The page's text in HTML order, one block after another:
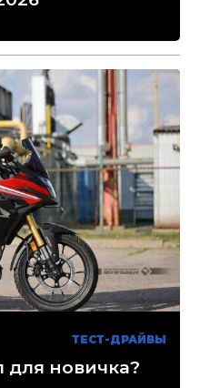
ТЕСТ-ДРАЙВЫ
новичка?